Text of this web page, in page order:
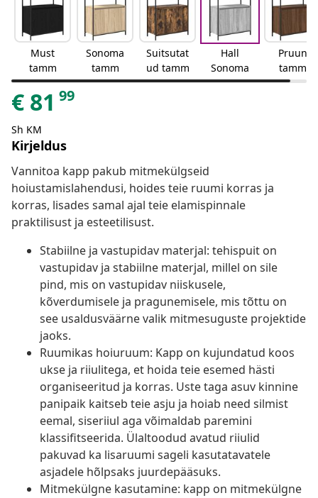
Must
tamm
Sonoma
tamm
Suitsutat
ud tamm
Hall
Sonoma
Pruun
tamm
€ 81 99
Sh KM
Kirjeldus
Vannitoa kapp pakub mitmekülgseid
hoiustamislahendusi, hoides teie ruumi korras ja
korras, lisades samal ajal teie elamispinnale
praktilisust ja esteetilisust.
Stabiilne ja vastupidav materjal: tehispuit on
vastupidav ja stabiilne materjal, millel on sile
pind, mis on vastupidav niiskusele,
kõverdumisele ja pragunemisele, mis tõttu on
see usaldusväärne valik mitmesuguste projektide
jaoks.
Ruumikas hoiuruum: Kapp on kujundatud koos
ukse ja riiulitega, et hoida teie esemed hästi
organiseeritud ja korras. Uste taga asuv kinnine
panipaik kaitseb teie asju ja hoiab need silmist
eemal, siseriiul aga võimaldab paremini
klassifitseerida. Ülaltoodud avatud riiulid
pakuvad ka lisaruumi sageli kasutatavatele
asjadele hõlpsaks juurdepääsuks.
Mitmekülgne kasutamine: kapp on mitmekülgne